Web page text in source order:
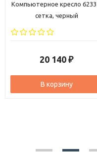
Компьютерное кресло 6042
ткань сетка, черный
16 320 ₽
В корзину